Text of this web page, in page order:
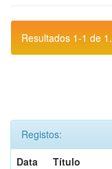
Resultados 1-1 de 1.
Registos:
Data
Título